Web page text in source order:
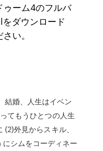
ゥーム4のフルバ
ダウンロード
い。
結婚、人生はイベン
てもうひとつの人生
外見からスキル、
シムをコーディネー